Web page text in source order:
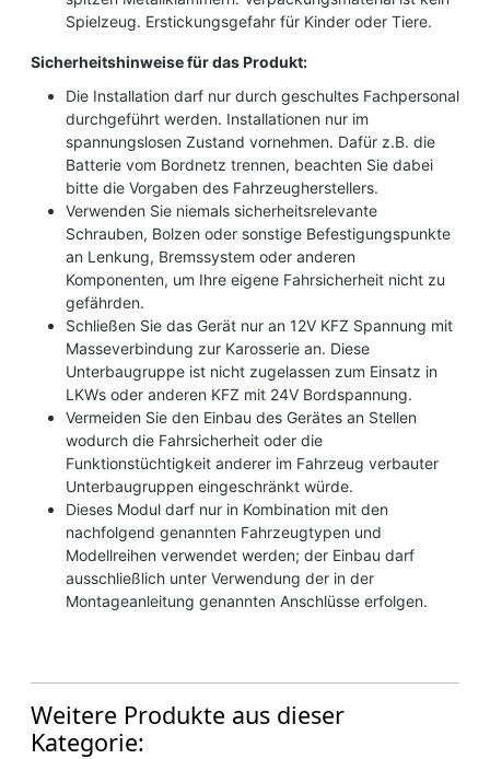
Spielzeug. Erstickungsgefahr für Kinder oder Tiere.
Sicherheitshinweise für das Produkt:
Die Installation darf nur durch geschultes Fachpersonal
durchgeführt werden. Installationen nur im
spannungslosen Zustand vornehmen. Dafür z.B. die
Batterie vom Bordnetz trennen, beachten Sie dabei
bitte die Vorgaben des Fahrzeugherstellers.
Verwenden Sie niemals sicherheitsrelevante
Schrauben, Bolzen oder sonstige Befestigungspunkte
an Lenkung, Bremssystem oder anderen
Komponenten, um Ihre eigene Fahrsicherheit nicht zu
gefährden.
Schließen Sie das Gerät nur an 12V KFZ Spannung mit
Masseverbindung zur Karosserie an. Diese
Unterbaugruppe ist nicht zugelassen zum Einsatz in
LKWs oder anderen KFZ mit 24V Bordspannung.
Vermeiden Sie den Einbau des Gerätes an Stellen
wodurch die Fahrsicherheit oder die
Funktionstüchtigkeit anderer im Fahrzeug verbauter
Unterbaugruppen eingeschränkt würde.
Dieses Modul darf nur in Kombination mit den
nachfolgend genannten Fahrzeugtypen und
Modellreihen verwendet werden; der Einbau darf
ausschließlich unter Verwendung der in der
Montageanleitung genannten Anschlüsse erfolgen.
Weitere Produkte aus dieser
Kategorie: